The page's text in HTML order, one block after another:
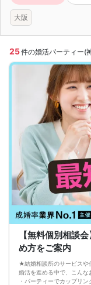
大阪
25件の婚活パーティー(
【無料個別相談
め方をご案内
★結婚相談所のサービスや
婚活を進める中で、こんな
・パーティーでカップリ